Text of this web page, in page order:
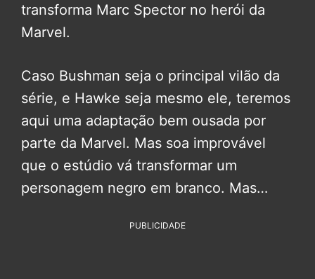
transforma Marc Spector no herói da
Marvel.
Caso Bushman seja o principal vilão da
série, e Hawke seja mesmo ele, teremos
aqui uma adaptação bem ousada por
parte da Marvel. Mas soa improvável
que o estúdio vá transformar um
personagem negro em branco. Mas…
PUBLICIDADE